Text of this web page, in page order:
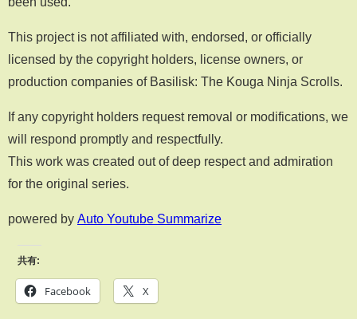
This project is not affiliated with, endorsed, or officially
licensed by the copyright holders, license owners, or
production companies of Basilisk: The Kouga Ninja Scrolls.
If any copyright holders request removal or modifications, we
will respond promptly and respectfully.
This work was created out of deep respect and admiration
for the original series.
powered by Auto Youtube Summarize
共有:
Facebook X